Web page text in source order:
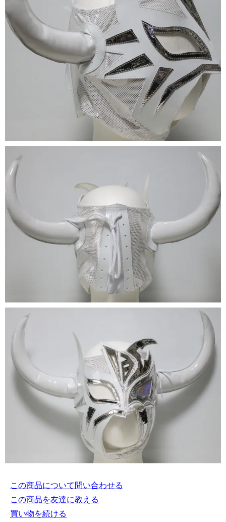
この商品について問い合わせる
この商品を友達に教える
買い物を続ける